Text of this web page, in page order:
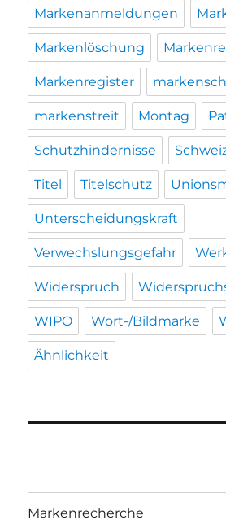
Markenanmeldungen
Markenlöschung
Markenregister
markenstreit Montag
Schutzhindernisse
Titel Titelschutz
Unterscheidungskraft
Verwechslungsgefahr
Widerspruch
WIPO Wort-/Bildmarke
Ähnlichkeit
Markenrecherche